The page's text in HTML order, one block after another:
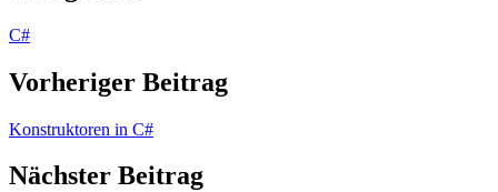
C#
Vorheriger Beitrag
Konstruktoren in C#
Nächster Beitrag